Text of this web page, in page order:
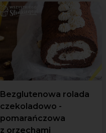
Bezglutenowa rolada
czekoladowo -
pomarańczowa
z orzechami